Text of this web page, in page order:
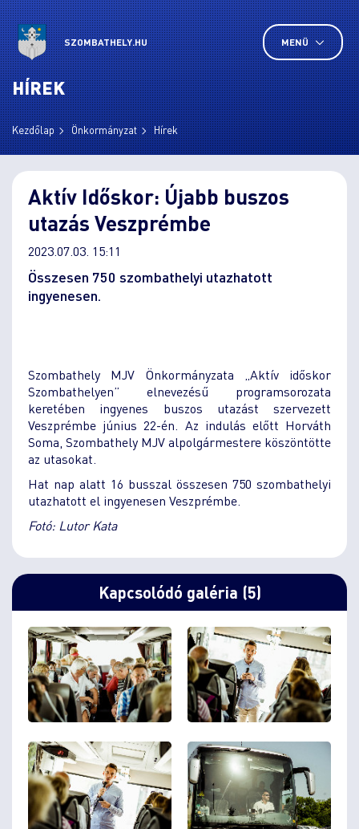
SZOMBATHELY.HU MENÜ
HÍREK
Kezdőlap Önkormányzat Hírek
Aktív Időskor: Újabb buszos
utazás Veszprémbe
2023.07.03. 15:11
Összesen 750 szombathelyi utazhatott
ingyenesen.
Szombathely MJV Önkormányzata „Aktív időskor
Szombathelyen” elnevezésű programsorozata
keretében ingyenes buszos utazást szervezett
Veszprémbe június 22-én. Az indulás előtt Horváth
Soma, Szombathely MJV alpolgármestere köszöntötte
az utasokat.
Hat nap alatt 16 busszal összesen 750 szombathelyi
utazhatott el ingyenesen Veszprémbe.
Fotó: Lutor Kata
Kapcsolódó galéria (5)